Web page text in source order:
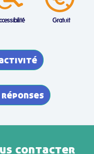
Gratuit
contacter